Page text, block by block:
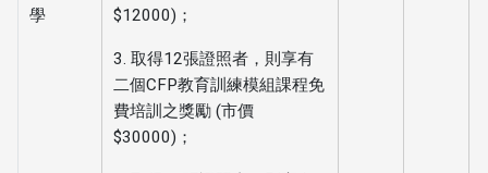
學
$12000)；
3. 取得12張證照者，則享有
二個CFP教育訓練模組課程免
費培訓之獎勵 (市價
$30000)；